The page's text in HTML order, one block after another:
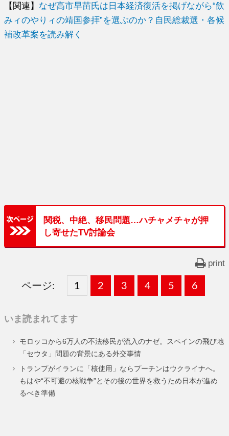
【関連】 なぜ高市早苗氏は日本経済復活を掲げながら“飲
みィのやりィの靖国参拝”を選ぶのか？自民総裁選・各候
補改革案を読み解く
関税、中絶、移民問題…ハチャメチャが押
し寄せたTV討論会
print
ページ:
固
ー
ジ
1 ,
固
ー
ジ
2 ,
固
ー
ジ
3 ,
固
ー
ジ
4 ,
固
ー
ジ
5 ,
固
ー
ジ
6
いま読まれてます
モロッコから6万人の不法移民が流入のナゼ。スペインの飛び地
「セウタ」問題の背景にある外交事情
トランプがイランに「核使用」ならプーチンはウクライナへ。
もはや“不可避の核戦争”とその後の世界を救うため日本が進め
るべき準備